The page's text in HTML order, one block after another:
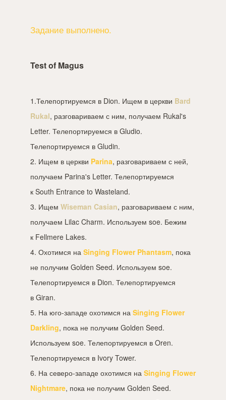
Задание выполнено.
Test of Magus
1.Телепортируемся в Dion. Ищем в церкви Bard
Rukal, разговариваем с ним, получаем Rukal's
Letter. Телепортируемся в Gludio.
Телепортируемся в Gludin.
2. Ищем в церкви Parina, разговариваем с ней,
получаем Parina's Letter. Телепортируемся
к South Entrance to Wasteland.
3. Ищем Wiseman Casian, разговариваем с ним,
получаем Lilac Charm. Используем soe. Бежим
к Fellmere Lakes.
4. Охотимся на Singing Flower Phantasm, пока
не получим Golden Seed. Используем soe.
Телепортируемся в Dion. Телепортируемся
в Giran.
5. На юго-западе охотимся на Singing Flower
Darkling, пока не получим Golden Seed.
Используем soe. Телепортируемся в Oren.
Телепортируемся в Ivory Tower.
6. На северо-западе охотимся на Singing Flower
Nightmare, пока не получим Golden Seed.